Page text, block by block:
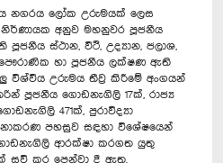
ලෝක උරුමයක් ලෙස
නිර්ණායක අනුව මහනුවර පූජනීය
ස්ථාන, වීථි, උද්‍යාන, ජලාශ,
හා පූජනීය ලක්ෂණ ඇති
විශ්වීය උරුමය තීව්‍ර කිරීමේ අංගයන්
පූජනීය ගොඩනැගිලි 17ක්, රාජ්‍ය
471ක්, පුරාවිද්‍යා
පහසුව සඳහා විශේෂයෙන්
ආරක්ෂා කරගත යුතු
සවි කර පෙන්වා දී ඇත.